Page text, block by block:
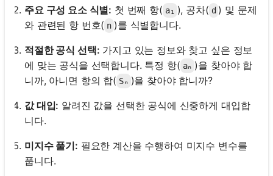
주요 구성 요소 식별: 첫 번째 항( a₁ ), 공차( d ) 및 문제
와 관련된 항 번호( n )를 식별합니다.
적절한 공식 선택: 가지고 있는 정보와 찾고 싶은 정보
에 맞는 공식을 선택합니다. 특정 항( aₙ )을 찾아야 합
니까, 아니면 항의 합( Sₙ )을 찾아야 합니까?
값 대입: 알려진 값을 선택한 공식에 신중하게 대입합
니다.
미지수 풀기: 필요한 계산을 수행하여 미지수 변수를
풉니다.